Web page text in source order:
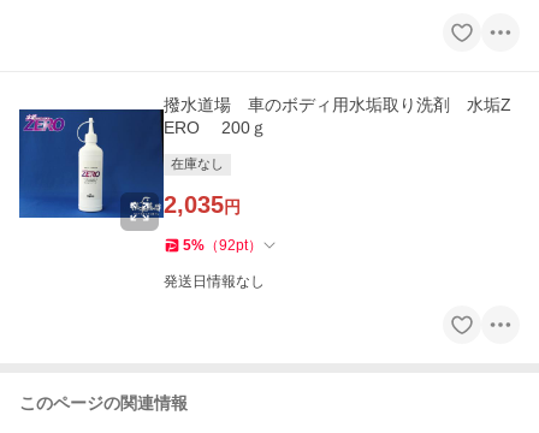
撥水道場 車のボディ用水垢取り洗剤 水垢Z
ERO 200ｇ
在庫なし
2,035円
5% （92pt）
発送日情報なし
このページの関連情報